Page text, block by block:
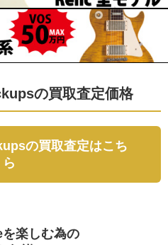
の買取査定価格
の買取査定はこち
ら
楽しむ為の